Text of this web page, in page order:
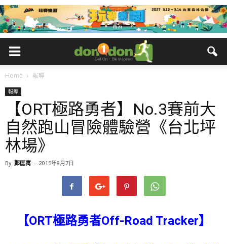
Home 報導
報導
【ORT極路勇者】No.3賽前大
自然跑山冒險體驗營《台北坪
林場》
By 鄭匡寓 - 2015年8月7日
【ORT極路勇者Off-Road Tracker】